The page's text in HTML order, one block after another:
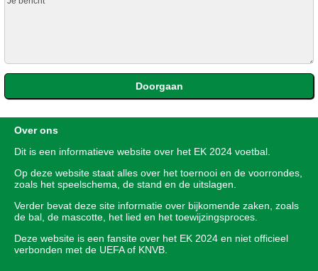
Over ons
Dit is een informatieve website over het EK 2024 voetbal.
Op deze website staat alles over het toernooi en de voorrondes,
zoals het speelschema, de stand en de uitslagen.
Verder bevat deze site informatie over bijkomende zaken, zoals
de bal, de mascotte, het lied en het toewijzingsproces.
Deze website is een fansite over het EK 2024 en niet officieel
verbonden met de UEFA of KNVB.